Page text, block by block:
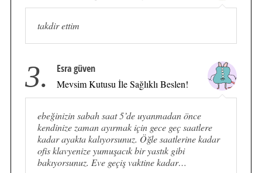
takdir ettim
3. Esra güven
Mevsim Kutusu İle Sağlıklı Beslen!
ebeğinizin sabah saat 5’de uyanmadan önce
kendinize zaman ayırmak için gece geç saatlere
kadar ayakta kalıyorsunuz. Öğle saatlerine kadar
ofis klavyenize yumuşacık bir yastık gibi
bakıyorsunuz. Eve geçiş vaktine kadar…